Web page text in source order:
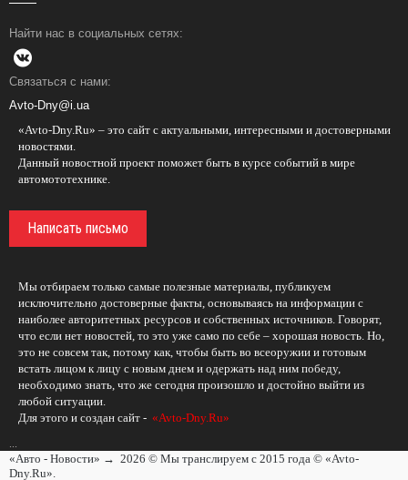
Найти нас в социальных сетях:
Связаться с нами:
Avto-Dny@i.ua
«Avto-Dny.Ru» – это сайт с актуальными, интересными и достоверными
новостями.
Данный новостной проект поможет быть в курсе событий в мире
автомототехнике.
Написать письмо
Мы отбираем только самые полезные материалы, публикуем
исключительно достоверные факты, основываясь на информации с
наиболее авторитетных ресурсов и собственных источников. Говорят,
что если нет новостей, то это уже само по себе – хорошая новость. Но,
это не совсем так, потому как, чтобы быть во всеоружии и готовым
встать лицом к лицу с новым днем и одержать над ним победу,
необходимо знать, что же сегодня произошло и достойно выйти из
любой ситуации.
Для этого и создан сайт - «Avto-Dny.Ru»
«Авто - Новости» → 2026 © Мы транслируем с 2015 года © «Avto-
Dny.Ru».